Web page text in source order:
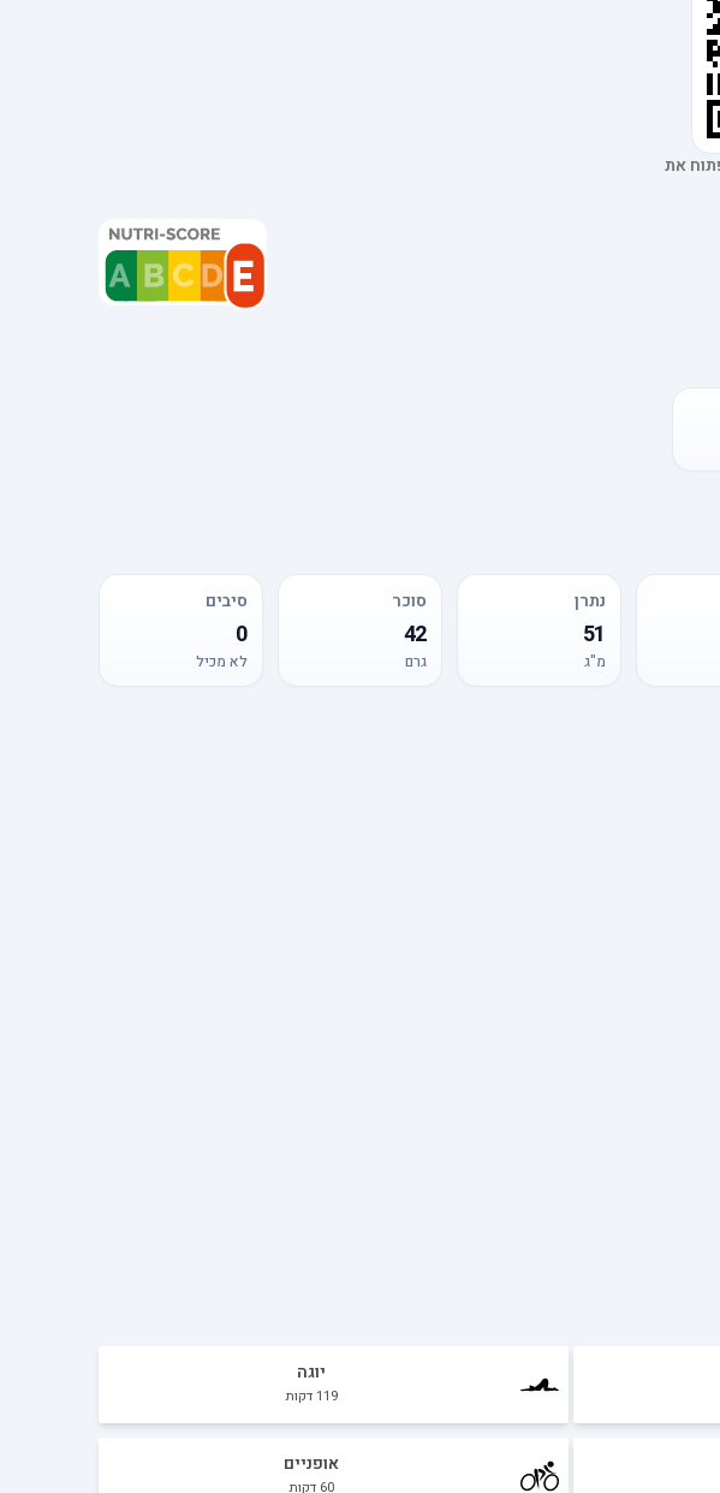
את
נתרן
51
מ"ג
סוכר
42
גרם
סיבים
0
לא מכיל
יוגה
119 דקות
אופניים
60 דקות